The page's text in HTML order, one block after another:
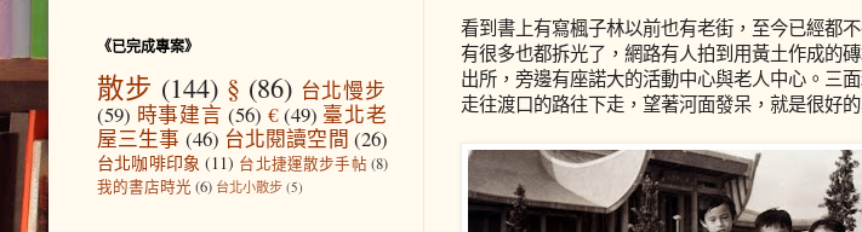
看到書上有寫楓子林以前也有老街，至今已經都
有很多也都拆光了，網路有人拍到用黃土作成的
出所，旁邊有座諾大的活動中心與老人中心。三
走往渡口的路往下走，望著河面發呆，就是很好的
《已完成專案》
散步 (144) § (86) 台北慢步
(59) 時事建言 (56) € (49) 臺北老
屋三生事 (46) 台北閱讀空間 (26)
台北咖啡印象 (11) 台北捷運散步手帖 (8)
我的書店時光 (6) 台北小散步 (5)